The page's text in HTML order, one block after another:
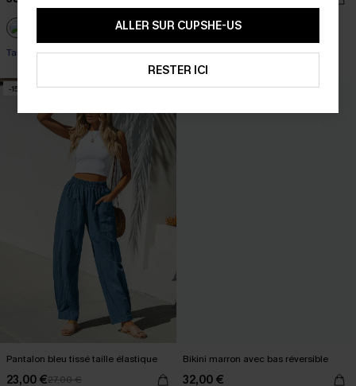
Taille haute
-15%
Pantalon bleu tissé taille élastique
23,00 €27,00 €
Bikini marron avec bas réversible
32,00 €
ALLER SUR CUPSHE-US
RESTER ICI